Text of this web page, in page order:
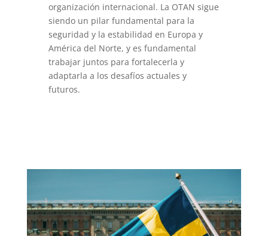
organización internacional. La OTAN sigue
siendo un pilar fundamental para la
seguridad y la estabilidad en Europa y
América del Norte, y es fundamental
trabajar juntos para fortalecerla y
adaptarla a los desafíos actuales y
futuros.